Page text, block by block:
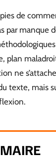
de
par manque
plan
ne
texte, mais